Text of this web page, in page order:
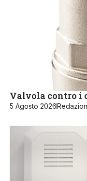
Valvola contro i
5 Agosto 2026